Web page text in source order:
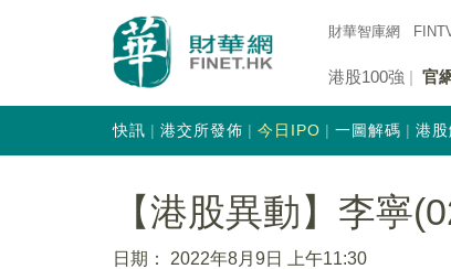
財華智庫網
港股100強 官
快訊 港交所發佈 今日IPO 一圖解碼 港
【港股異動】李寧
日期：
2022年8月9日 上午11:30